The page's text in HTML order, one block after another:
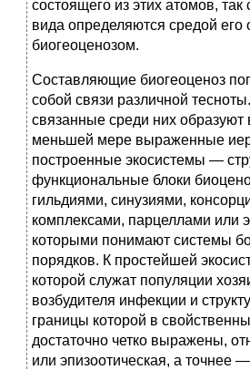
состоящего из этих атомов, так
вида определяются средой
биогеоценозом.
Составляющие биогеоценоз
собой связи различной
связанные среди них
меньшей мере выраженные
построенные экосистемы —
функциональные блоки
гильдиями, синузиями,
комплексами, парцеллами или
которыми понимают системы
порядков. К простейшей
которой служат популяции
возбудителя инфекции и
границы которой в
достаточно четко выражены,
или эпизоотическая, а точнее